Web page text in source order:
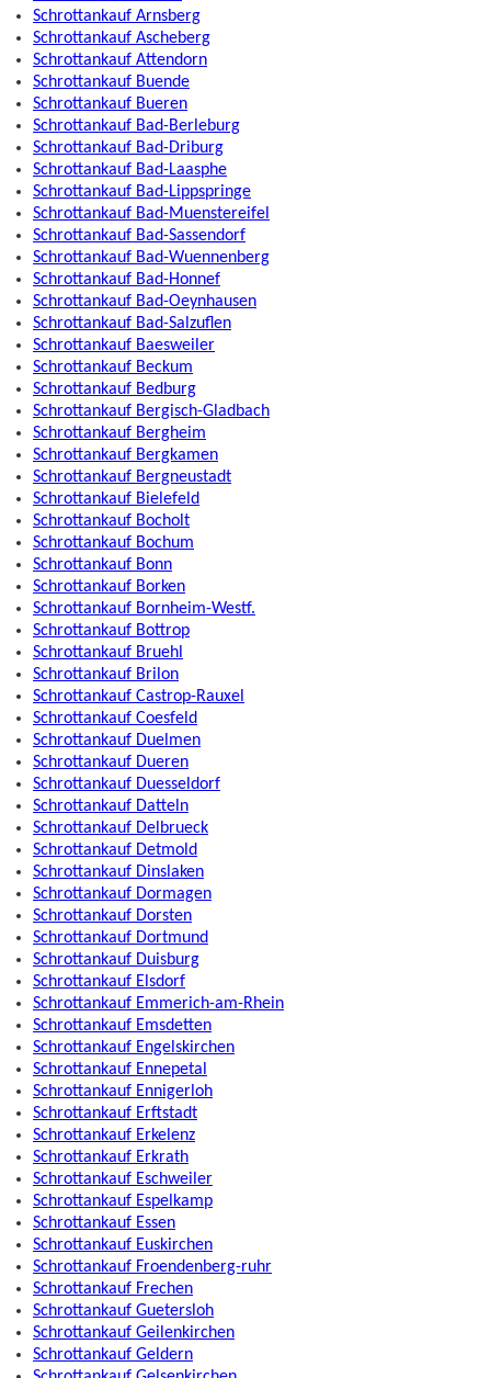
Schrottankauf Arnsberg
Schrottankauf Ascheberg
Schrottankauf Attendorn
Schrottankauf Buende
Schrottankauf Bueren
Schrottankauf Bad-Berleburg
Schrottankauf Bad-Driburg
Schrottankauf Bad-Laasphe
Schrottankauf Bad-Lippspringe
Schrottankauf Bad-Muenstereifel
Schrottankauf Bad-Sassendorf
Schrottankauf Bad-Wuennenberg
Schrottankauf Bad-Honnef
Schrottankauf Bad-Oeynhausen
Schrottankauf Bad-Salzuflen
Schrottankauf Baesweiler
Schrottankauf Beckum
Schrottankauf Bedburg
Schrottankauf Bergisch-Gladbach
Schrottankauf Bergheim
Schrottankauf Bergkamen
Schrottankauf Bergneustadt
Schrottankauf Bielefeld
Schrottankauf Bocholt
Schrottankauf Bochum
Schrottankauf Bonn
Schrottankauf Borken
Schrottankauf Bornheim-Westf.
Schrottankauf Bottrop
Schrottankauf Bruehl
Schrottankauf Brilon
Schrottankauf Castrop-Rauxel
Schrottankauf Coesfeld
Schrottankauf Duelmen
Schrottankauf Dueren
Schrottankauf Duesseldorf
Schrottankauf Datteln
Schrottankauf Delbrueck
Schrottankauf Detmold
Schrottankauf Dinslaken
Schrottankauf Dormagen
Schrottankauf Dorsten
Schrottankauf Dortmund
Schrottankauf Duisburg
Schrottankauf Elsdorf
Schrottankauf Emmerich-am-Rhein
Schrottankauf Emsdetten
Schrottankauf Engelskirchen
Schrottankauf Ennepetal
Schrottankauf Ennigerloh
Schrottankauf Erftstadt
Schrottankauf Erkelenz
Schrottankauf Erkrath
Schrottankauf Eschweiler
Schrottankauf Espelkamp
Schrottankauf Essen
Schrottankauf Euskirchen
Schrottankauf Froendenberg-ruhr
Schrottankauf Frechen
Schrottankauf Guetersloh
Schrottankauf Geilenkirchen
Schrottankauf Geldern